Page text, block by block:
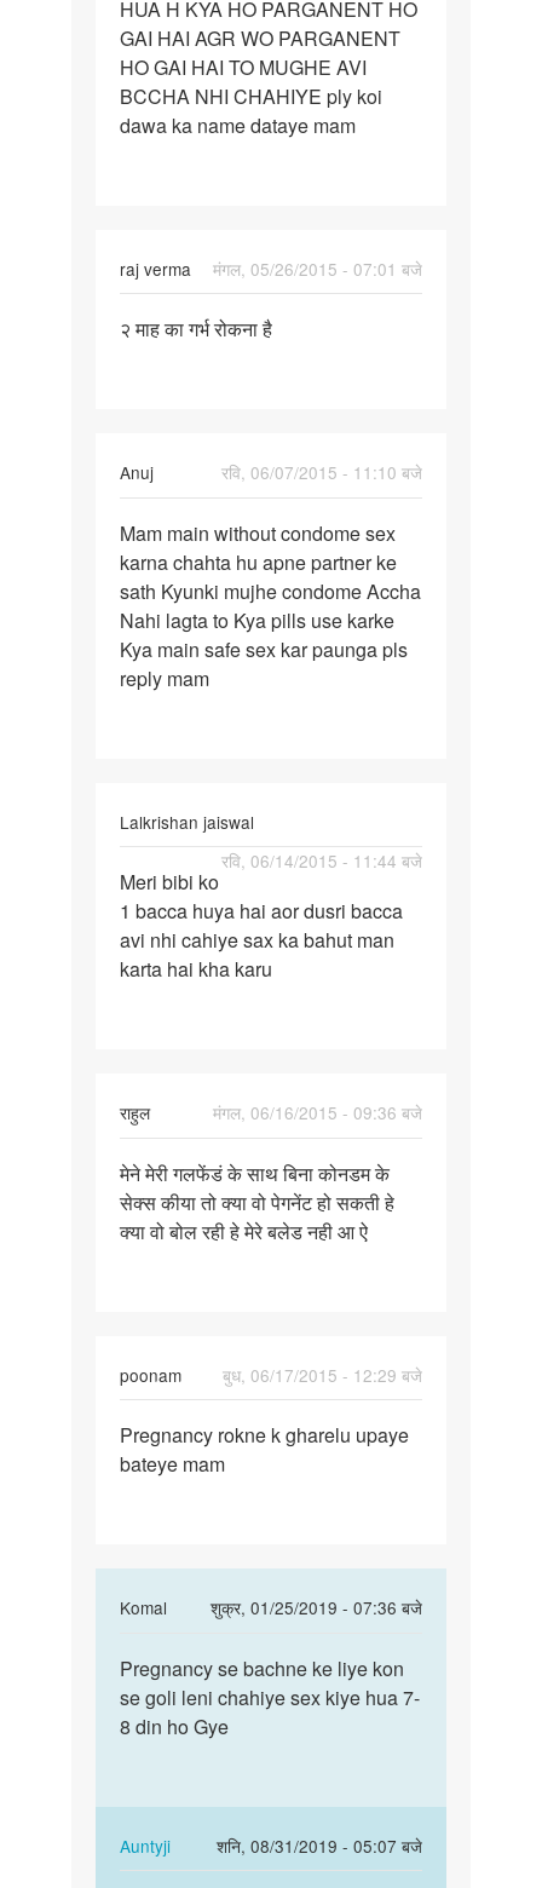
PATNER
KO
DO
DIN
HUA H KYA HO PARGANENT HO
GAI HAI AGR WO PARGANENT
HO GAI HAI TO MUGHE AVI
BCCHA NHI CHAHIYE ply koi
dawa ka name dataye mam
raj verma
मंगल, 05/26/2015 - 07:01 बजे
२
है
२ माह का गर्भ रोकना है
Anuj
रवि, 06/07/2015 - 11:10 बजे
Mam
main
without
condome
sex
Mam main without condome sex
karna chahta hu apne partner ke
sath Kyunki mujhe condome Accha
Nahi lagta to Kya pills use karke
Kya main safe sex kar paunga pls
reply mam
Lalkrishan jaiswal
रवि, 06/14/2015 - 11:44 बजे
Meri
bibi
ko
1
Meri bibi ko
1 bacca huya hai aor dusri bacca
avi nhi cahiye sax ka bahut man
karta hai kha karu
राहुल
मंगल, 06/16/2015 - 09:36 बजे
मेने
मेरी
गलफेंडं
मेने मेरी गलफेंडं के साथ बिना कोनडम के
सेक्स कीया तो क्या वो पेगनेंट हो सकती हे
क्या वो बोल रही हे मेरे बलेड नही आ ऐ
poonam
बुध, 06/17/2015 - 12:29 बजे
Pregnancy
rokne
Pregnancy rokne k gharelu upaye
bateye mam
Komal
शुक्र, 01/25/2019 - 07:36 बजे
to
Pregnancy
rokne
by
poonam
Pregnancy
se
bachne
Pregnancy se bachne ke liye kon
se goli leni chahiye sex kiye hua 7-
8 din ho Gye
Auntyji
शनि, 08/31/2019 - 05:07 बजे
In
reply